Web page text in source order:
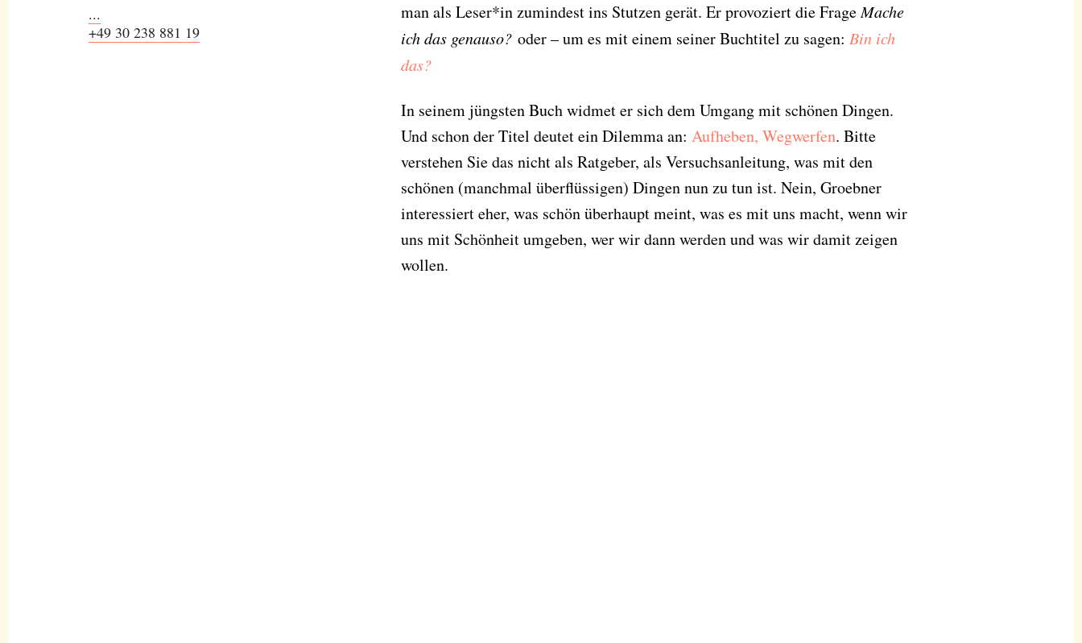
...
+49 30 238 881 19
man als Leser*in zumindest ins Stutzen gerät. Er provoziert die FrageMache
ich das genauso? oder – um es mit einem seiner Buchtitel zu sagen: Bin ich
das?
In seinem jüngsten Buch widmet er sich dem Umgang mit schönen Dingen.
Und schon der Titel deutet ein Dilemma an: Aufheben, Wegwerfen. Bitte
verstehen Sie das nicht als Ratgeber, als Versuchsanleitung, was mit den
schönen (manchmal überflüssigen) Dingen nun zu tun ist. Nein, Groebner
interessiert eher, was schön überhaupt meint, was es mit uns macht, wenn wir
uns mit Schönheit umgeben, wer wir dann werden und was wir damit zeigen
wollen.